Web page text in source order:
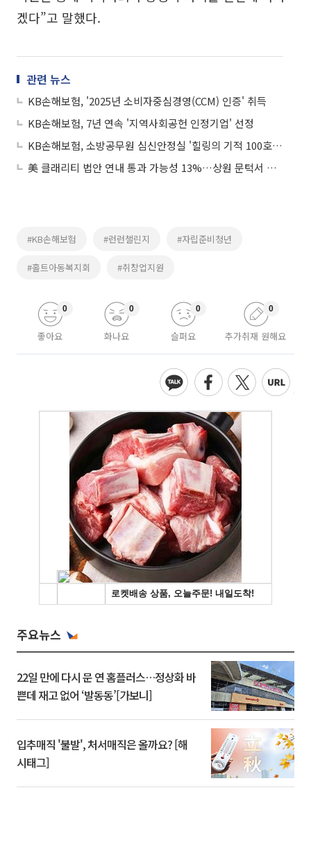
겠다”고 말했다.
관련 뉴스
KB손해보험, '2025년 소비자중심경영(CCM) 인증' 취득
KB손해보험, 7년 연속 '지역사회공헌 인정기업' 선정
KB손해보험, 소방공무원 심신안정실 '힐링의 기적 100호' 개소식 진행
美 클래리티 법안 연내 통과 가능성 13%…상원 문턱서 제동
#KB손해보험 #런런챌린지 #자립준비청년
#홀트아동복지회 #취창업지원
좋아요
0
화나요
0
슬퍼요
0
추가취재 원해요
0
주요뉴스
22일 만에 다시 문 연 홈플러스…정상화 바
쁜데 재고 없어 ‘발동동’[가보니]
입추매직 '불발', 처서매직은 올까요? [해
시태그]